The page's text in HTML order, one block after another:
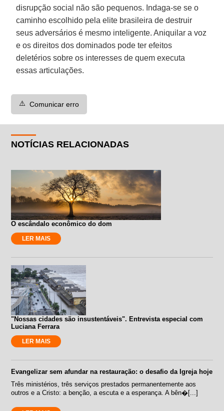
disrupção social não são pequenos. Indaga-se se o
caminho escolhido pela elite brasileira de destruir
seus adversários é mesmo inteligente. Aniquilar a voz
e os direitos dos dominados pode ter efeitos
deletérios sobre os interesses de quem executa
essas articulações.
⚠️ Comunicar erro
NOTÍCIAS RELACIONADAS
O escândalo econômico do dom
LER MAIS
"Nossas cidades são insustentáveis". Entrevista especial com
Luciana Ferrara
LER MAIS
Evangelizar sem afundar na restauração: o desafio da Igreja hoje
Três ministérios, três serviços prestados permanentemente aos
outros e a Cristo: a benção, a escuta e a esperança. A bên�[...]